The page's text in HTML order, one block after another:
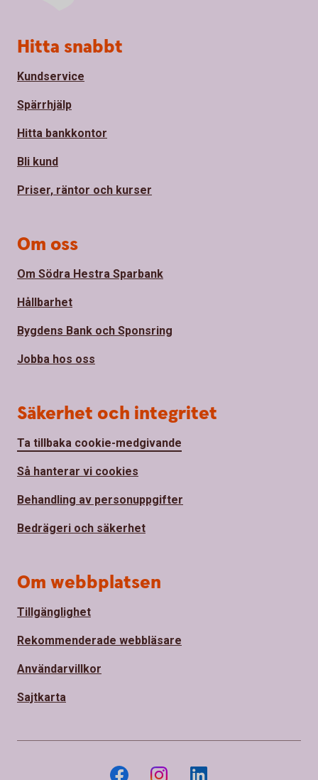
Sidfot
Hitta snabbt
Kundservice
Spärrhjälp
Hitta bankkontor
Bli kund
Priser, räntor och kurser
Om oss
Om Södra Hestra Sparbank
Hållbarhet
Bygdens Bank och Sponsring
Jobba hos oss
Säkerhet och integritet
Ta tillbaka cookie-medgivande
Så hanterar vi cookies
Behandling av personuppgifter
Bedrägeri och säkerhet
Om webbplatsen
Tillgänglighet
Rekommenderade webbläsare
Användarvillkor
Sajtkarta